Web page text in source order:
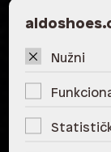
ALDO, City
ALDO, City
10000 Zagreb
ALDO, Arena
Nužni